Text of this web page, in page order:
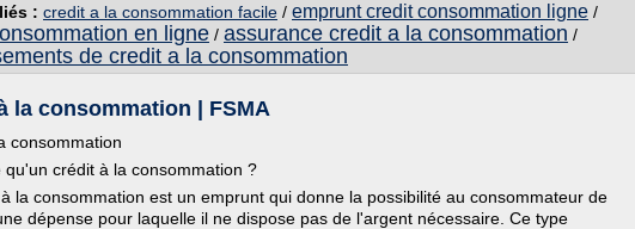
: credit a la consommation facile / emprunt credit consommation ligne /
en ligne / assurance credit a la consommation /
de credit a la consommation
la consommation | FSMA
consommation
qu'un crédit à la consommation ?
la consommation est un emprunt qui donne la possibilité au consommateur de
dépense pour laquelle il ne dispose pas de l'argent nécessaire. Ce type